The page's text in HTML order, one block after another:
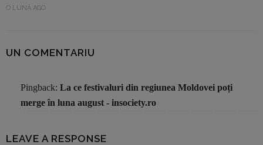
O LUNĂ AGO
UN COMENTARIU
Pingback: La ce festivaluri din regiunea Moldovei poți
merge în luna august - insociety.ro
LEAVE A RESPONSE